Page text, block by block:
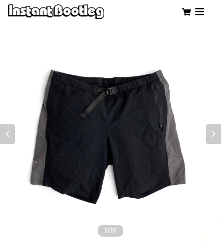
1/11